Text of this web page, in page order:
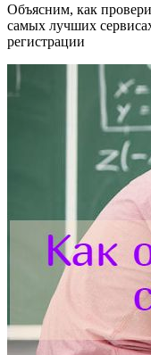
Объясним, как
самых лучших
регистрации